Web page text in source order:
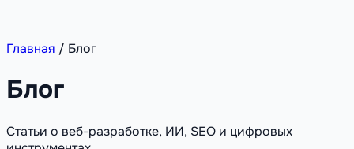
Главная / Блог
Блог
Статьи о веб-разработке, ИИ, SEO и цифровых